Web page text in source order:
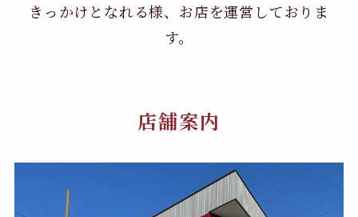
きっかけとなれる様、お店を運営しておりま
す。
店舗案内